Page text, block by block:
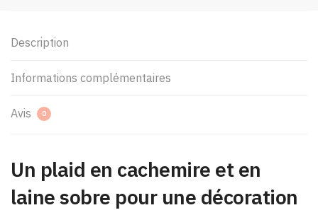
Description
Informations complémentaires
Avis 0
Un plaid en cachemire et en
laine sobre pour une décoration